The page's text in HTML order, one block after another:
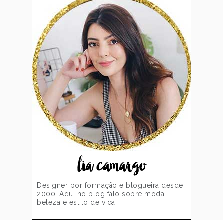
lia camargo
Designer por formação e blogueira desde
2000. Aqui no blog falo sobre moda,
beleza e estilo de vida!